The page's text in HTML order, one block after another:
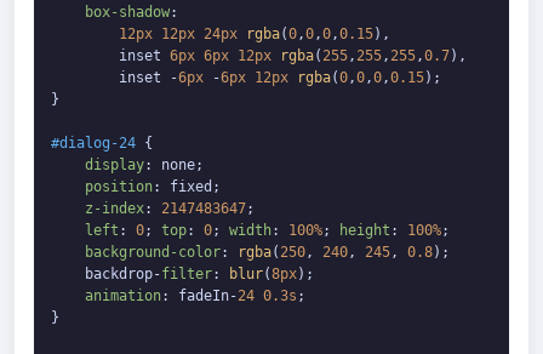
box-shadow:
12px 12px 24px rgba(0,0,0,0.15),
        inset
6px 6px 12px rgba( 255, 255, 255,0.7),
        inset -
6px -6px 12px rgba(0,0,0,0.15);
}
#dialog-24 {
display: none;
position: fixed;
z-index: 2147483647;
left : 0; top: 0; width: 100%; height : 100%;
background-color: rgba( 250, 240, 245, 0.8);
    backdrop-
filter: blur(8px);
animation: fadeIn-24 0.3s ;
}